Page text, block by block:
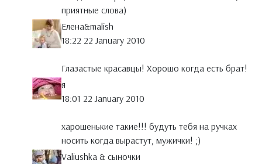
приятные слова)
Елена&malish
18:22 22 January 2010
Глазастые красавцы! Хорошо когда есть брат!
я
18:01 22 January 2010
харошенькие такие!!! будуть тебя на ручках
носить когда вырастут, мужички! ;)
Valiushka & сыночки